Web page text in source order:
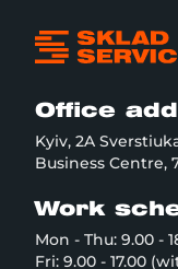
Office
Kyiv, 2A
Business Centre,
Work
Mon - Thu: 9.00 -
Fri: 9.00 - 17.00